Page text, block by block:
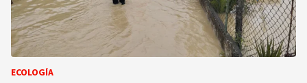
ECOLOGÍA